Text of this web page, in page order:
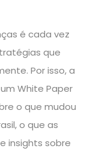
é cada vez
que
Por isso, a
White Paper
o que mudou
o que as
insights sobre